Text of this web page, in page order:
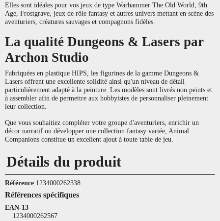
Elles sont idéales pour vos jeux de type Warhammer The Old World, 9th
Age, Frostgrave, jeux de rôle fantasy et autres univers mettant en scène des
aventuriers, créatures sauvages et compagnons fidèles.
La qualité Dungeons & Lasers par
Archon Studio
Fabriquées en plastique HIPS, les figurines de la gamme Dungeons &
Lasers offrent une excellente solidité ainsi qu'un niveau de détail
particulièrement adapté à la peinture. Les modèles sont livrés non peints et
à assembler afin de permettre aux hobbyistes de personnaliser pleinement
leur collection.
Que vous souhaitiez compléter votre groupe d'aventuriers, enrichir un
décor narratif ou développer une collection fantasy variée, Animal
Companions constitue un excellent ajout à toute table de jeu.
Détails du produit
Référence 1234000262338
Références spécifiques
EAN-13
1234000262567